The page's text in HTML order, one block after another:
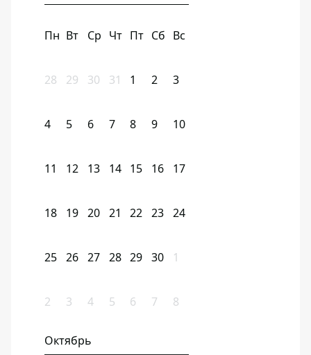
Пн Вт Ср Чт Пт Сб Вс
28 29 30 31 1 2 3
4 5 6 7 8 9 10
11 12 13 14 15 16 17
18 19 20 21 22 23 24
25 26 27 28 29 30 1
2 3 4 5 6 7 8
Октябрь